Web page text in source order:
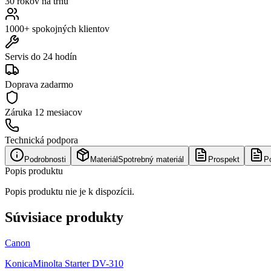
1000+ spokojných klientov
Servis do 24 hodín
Doprava zadarmo
Záruka 12 mesiacov
Technická podpora
Podrobnosti Materiál Spotrebný materiál Prospekt
Popis produktu
Popis produktu nie je k dispozícii.
Súvisiace produkty
Canon
KonicaMinolta Starter DV-310